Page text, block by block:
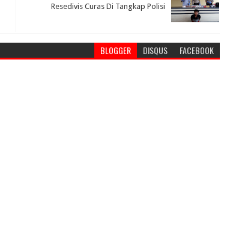
Resedivis Curas Di Tangkap Polisi
BLOGGER DISQUS FACEBOOK